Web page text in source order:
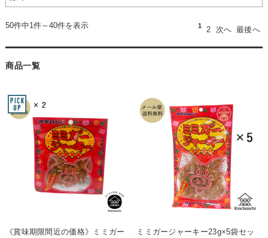
50件中1件～40件を表示 1 2 次へ 最後へ
商品一覧
《賞味期限間近の価格》ミミガー
ミミガージャーキー23g×5袋セッ